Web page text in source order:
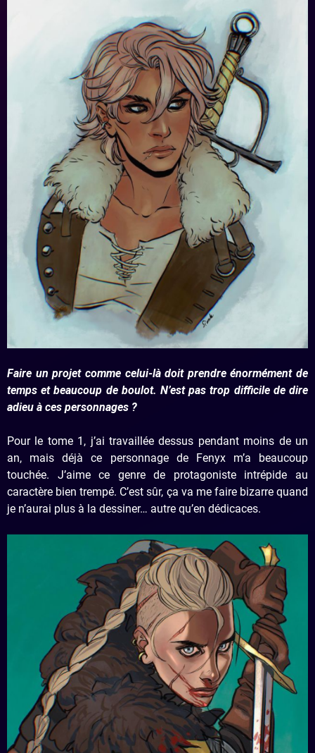
Faire un projet comme celui-là doit prendre énormément de
temps et beaucoup de boulot. N’est pas trop difficile de dire
adieu à ces personnages ?
Pour le tome 1, j’ai travaillée dessus pendant moins de un
an, mais déjà ce personnage de Fenyx m’a beaucoup
touchée. J’aime ce genre de protagoniste intrépide au
caractère bien trempé. C’est sûr, ça va me faire bizarre quand
je n’aurai plus à la dessiner… autre qu’en dédicaces.